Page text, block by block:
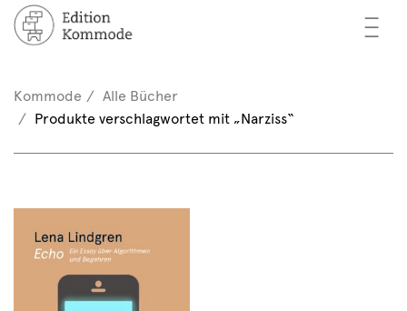
—
—
—
/ Registrieren
(0)
Kommode
Alle Bücher
Produkte verschlagwortet mit „Narziss“